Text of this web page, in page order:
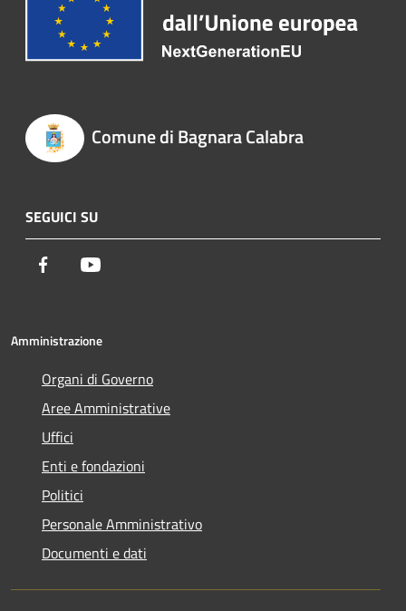
Comune di Bagnara Calabra
SEGUICI SU
Facebook
Amministrazione
Organi di Governo
Aree Amministrative
Uffici
Enti e fondazioni
Politici
Personale Amministrativo
Documenti e dati